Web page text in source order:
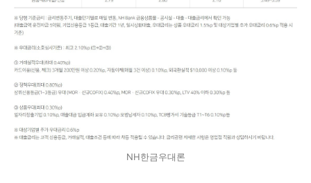
NH한금우대론